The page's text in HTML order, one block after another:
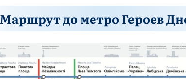
Маршрут до метро Героев